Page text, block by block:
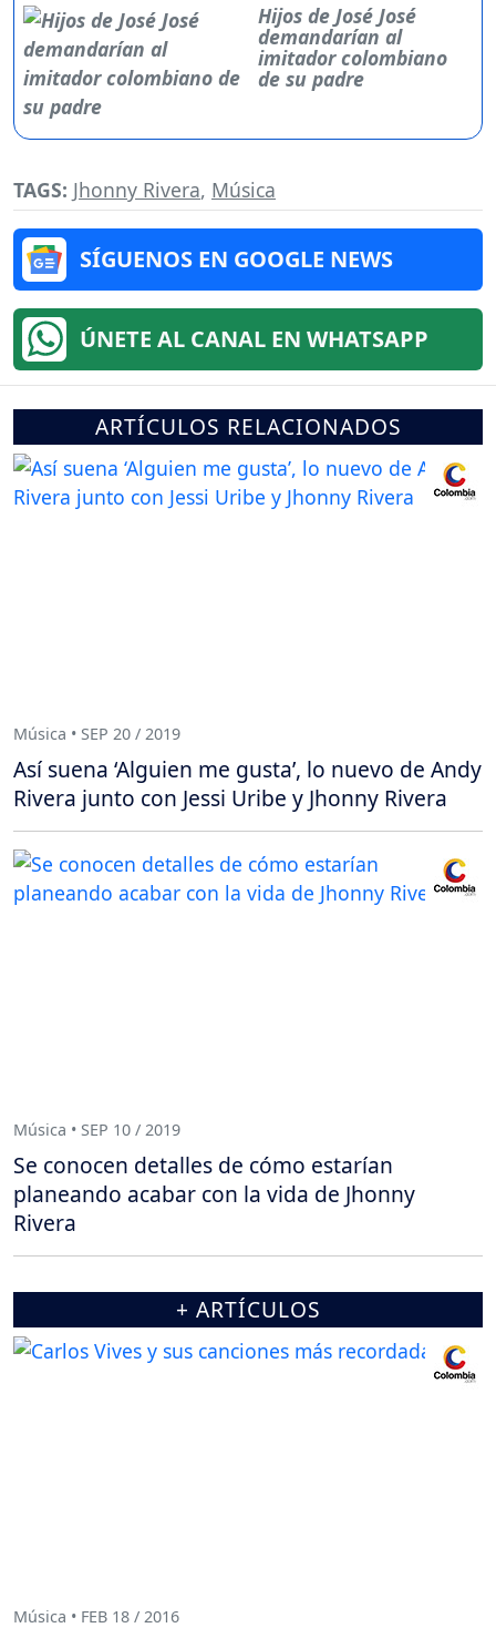
Hijos de José José
demandarían al
imitador colombiano
de su padre
TAGS: Jhonny Rivera, Música
SÍGUENOS EN GOOGLE NEWS
ÚNETE AL CANAL EN WHATSAPP
ARTÍCULOS RELACIONADOS
Música • SEP 20 / 2019
Así suena ‘Alguien me gusta’, lo nuevo de Andy
Rivera junto con Jessi Uribe y Jhonny Rivera
Música • SEP 10 / 2019
Se conocen detalles de cómo estarían
planeando acabar con la vida de Jhonny
Rivera
+ ARTÍCULOS
Música • FEB 18 / 2016